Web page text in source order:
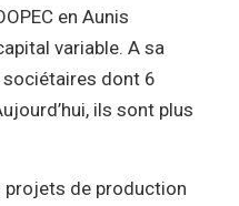
en Aunis
variable. A sa
dont 6
ils sont plus
projets de production